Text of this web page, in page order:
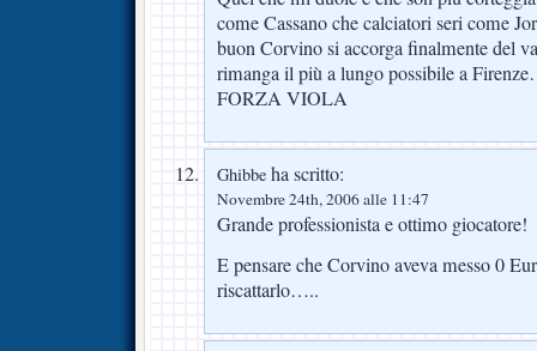
come Cassano che calciatori seri come
buon Corvino si accorga finalmente del
rimanga il più a lungo possibile a
FORZA VIOLA
Ghibbe ha scritto:
Novembre 24th, 2006 alle 11:47
Grande professionista e ottimo giocatore!
E pensare che Corvino aveva messo 0
riscattarlo…..